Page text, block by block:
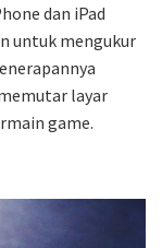
dan iPad
untuk mengukur
layar
game.